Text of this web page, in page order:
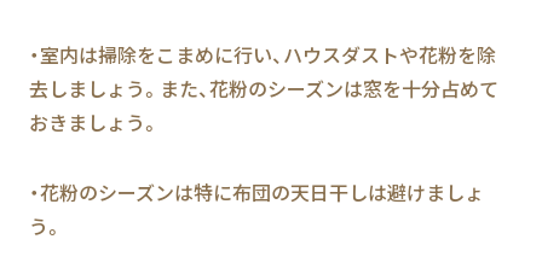
・室内は掃除をこまめに行い、ハウスダストや花粉を除
去しましょう。また、花粉のシーズンは窓を十分占めて
おきましょう。
・花粉のシーズンは特に布団の天日干しは避けましょ
う。